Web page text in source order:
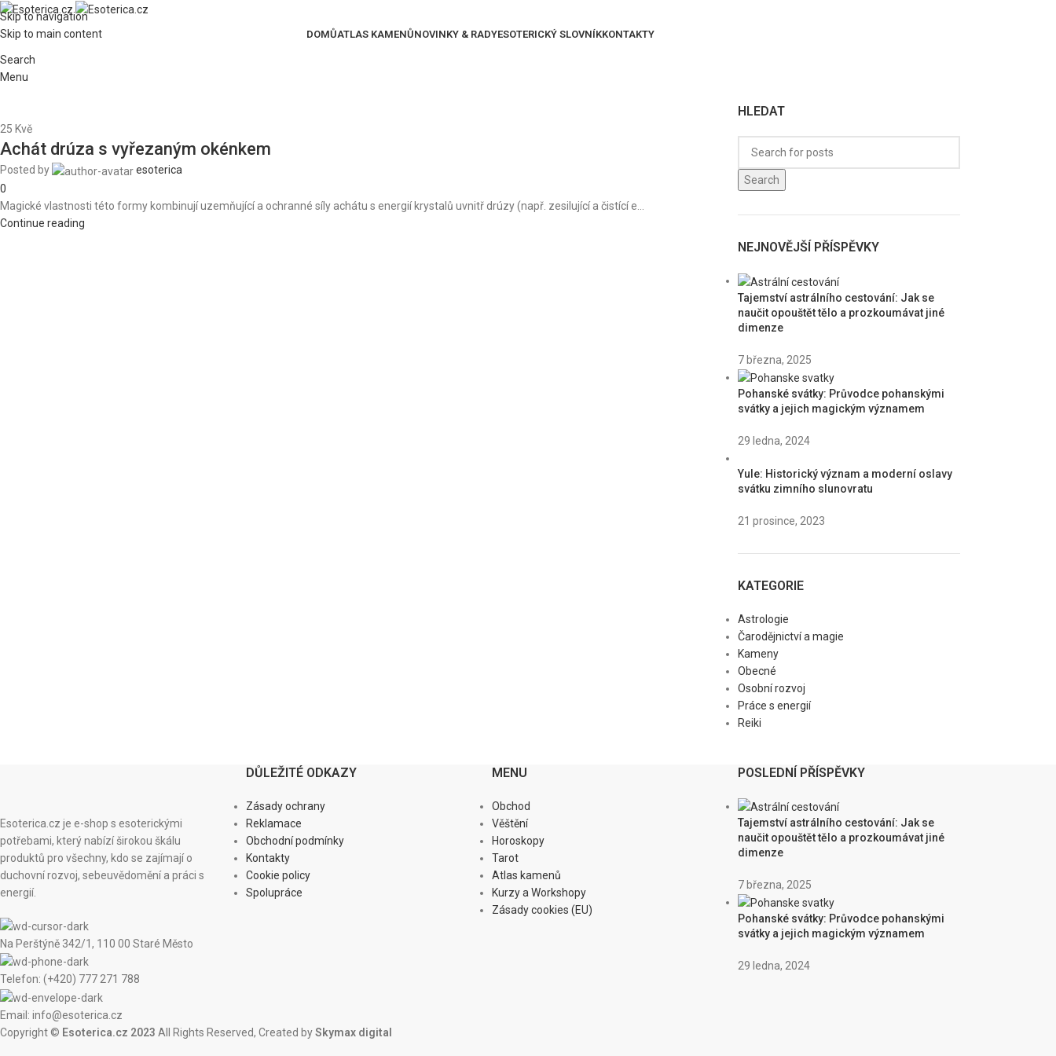
Skip to navigation
Skip to main content
DOMŮATLAS KAMENŮNOVINKY & RADYESOTERICKÝ SLOVNÍKKONTAKTY
Search
Menu
25 Kvě
Achát drúza s vyřezaným okénkem
Posted by
esoterica
0
Magické vlastnosti této formy kombinují uzemňující a ochranné síly achátu s energií krystalů uvnitř drúzy (např. zesilující a čistící e...
Continue reading
HLEDAT
Search
NEJNOVĚJŠÍ PŘÍSPĚVKY
Tajemství astrálního cestování: Jak se
naučit opouštět tělo a prozkoumávat jiné
dimenze
7 března, 2025
Pohanské svátky: Průvodce pohanskými
svátky a jejich magickým významem
29 ledna, 2024
Yule: Historický význam a moderní oslavy
svátku zimního slunovratu
21 prosince, 2023
KATEGORIE
Astrologie
Čarodějnictví a magie
Kameny
Obecné
Osobní rozvoj
Práce s energií
Reiki
Esoterica.cz je e-shop s esoterickými
potřebami, který nabízí širokou škálu
produktů pro všechny, kdo se zajímají o
duchovní rozvoj, sebeuvědomění a práci s
energií.
Na Perštýně 342/1, 110 00 Staré Město
Telefon: (+420) 777 271 788
Email: info@esoterica.cz
DŮLEŽITÉ ODKAZY
Zásady ochrany
Reklamace
Obchodní podmínky
Kontakty
Cookie policy
Spolupráce
MENU
Obchod
Věštění
Horoskopy
Tarot
Atlas kamenů
Kurzy a Workshopy
Zásady cookies (EU)
POSLEDNÍ PŘÍSPĚVKY
Tajemství astrálního cestování: Jak se
naučit opouštět tělo a prozkoumávat jiné
dimenze
7 března, 2025
Pohanské svátky: Průvodce pohanskými
svátky a jejich magickým významem
29 ledna, 2024
Copyright © Esoterica.cz 2023 All Rights Reserved, Created bySkymax digital